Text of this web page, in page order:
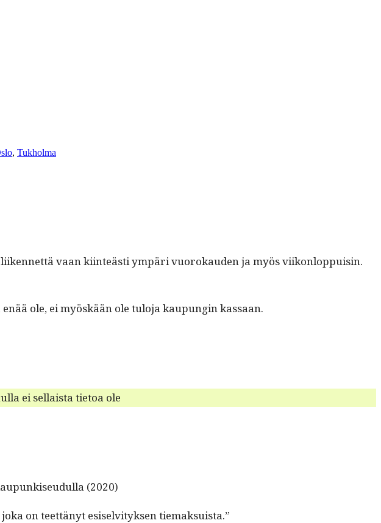
, Tukholma
vaan kiin­teästi ympäri vuorokau­den ja myös viikon­lop­puisin.
ole, ei myöskään ole tulo­ja kaupun­gin kassaan.
ei sel­l­aista tietoa ole
(2020)
on teet­tänyt esi­selvi­tyk­sen tiemaksuista.”